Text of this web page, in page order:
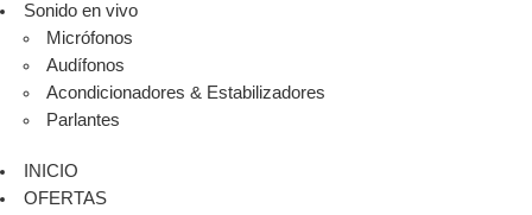
Sonido en vivo
Micrófonos
Audífonos
Acondicionadores & Estabilizadores
Parlantes
INICIO
OFERTAS